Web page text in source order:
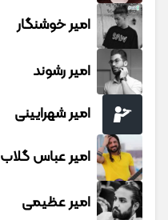
امیر خوشنگار
امیر رشوند
امیر شهرایینی
امیر عباس گلاب
امیر عظیمی